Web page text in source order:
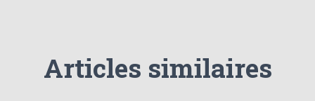
Articles similaires